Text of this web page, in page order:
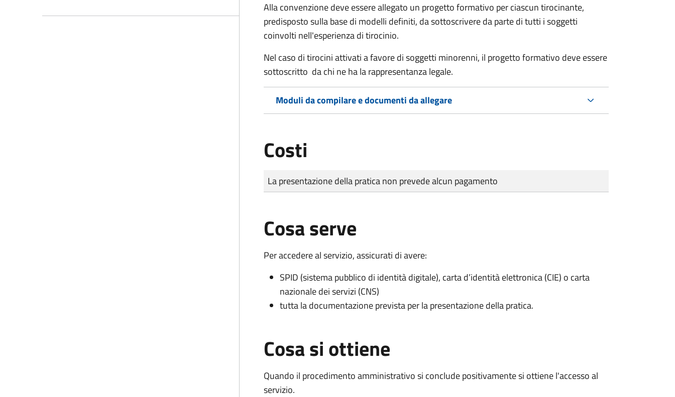
Alla convenzione deve essere allegato un progetto formativo per ciascun tirocinante,
predisposto sulla base di modelli definiti, da sottoscrivere da parte di tutti i soggetti
coinvolti nell'esperienza di tirocinio.
Nel caso di tirocini attivati a favore di soggetti minorenni, il progetto formativo deve essere
sottoscritto da chi ne ha la rappresentanza legale.
Moduli da compilare e documenti da allegare
Costi
Tipo di pagamento
Importo
La presentazione della pratica non prevede alcun pagamento
Cosa serve
Per accedere al servizio, assicurati di avere:
SPID (sistema pubblico di identità digitale), carta d’identità elettronica (CIE) o carta
nazionale dei servizi (CNS)
tutta la documentazione prevista per la presentazione della pratica.
Cosa si ottiene
Quando il procedimento amministrativo si conclude positivamente si ottiene l'accesso al
servizio.